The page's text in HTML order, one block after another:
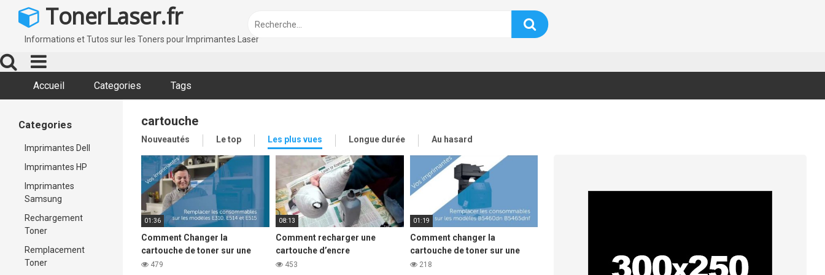
TonerLaser.fr
Informations et Tutos sur les Toners pour Imprimantes Laser
Accueil Categories Tags
Categories
Imprimantes Dell
Imprimantes HP
Imprimantes
Samsung
Rechargement
Toner
Remplacement
Toner
cartouche
Nouveautés Le top Les plus vues Longue durée Au hasard
01:36
Comment Changer la
cartouche de toner sur une
imprimante Laser DELL e310,
479
08:13
Comment recharger une
cartouche d’encre
d’imprimante laser Samsung
453
01:19
Comment changer la
cartouche de toner sur une
imprimante laser DELL b5460
218